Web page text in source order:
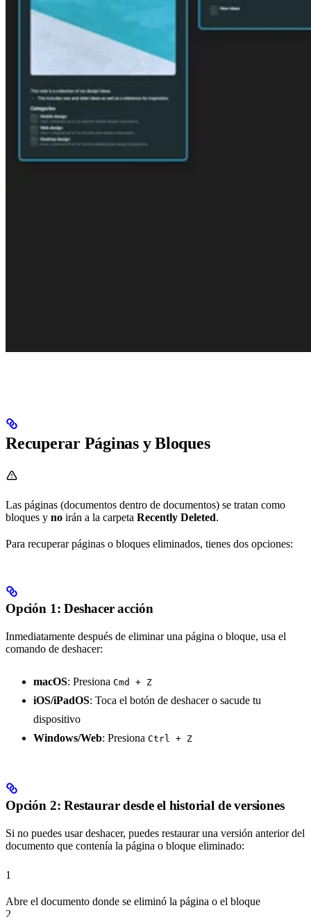
Recuperar Páginas y Bloques
Las páginas (documentos dentro de documentos) se tratan como
bloques y no irán a la carpeta Recently Deleted.
Para recuperar páginas o bloques eliminados, tienes dos opciones:
Opción 1: Deshacer acción
Inmediatamente después de eliminar una página o bloque, usa el
comando de deshacer:
macOS: Presiona Cmd + Z
iOS/iPadOS: Toca el botón de deshacer o sacude tu
dispositivo
Windows/Web: Presiona Ctrl + Z
Opción 2: Restaurar desde el historial de versiones
Si no puedes usar deshacer, puedes restaurar una versión anterior del
documento que contenía la página o bloque eliminado:
1
Abre el documento donde se eliminó la página o el bloque
2